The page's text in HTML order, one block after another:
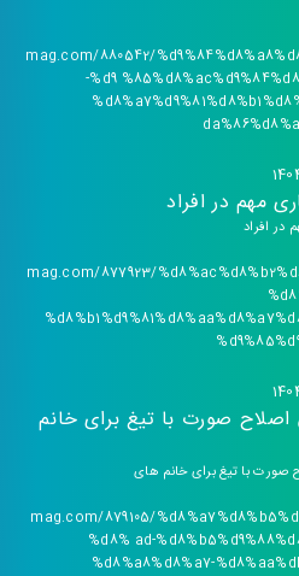
mag.com/880542/
-%d9
مهم در افراد
در افراد
mag.com/877923/
صورت با تیغ برای خانم
صورت با تیغ برای خانم های
mag.com/879105/
%d8% ad-
%d8%a8%d8%a7-